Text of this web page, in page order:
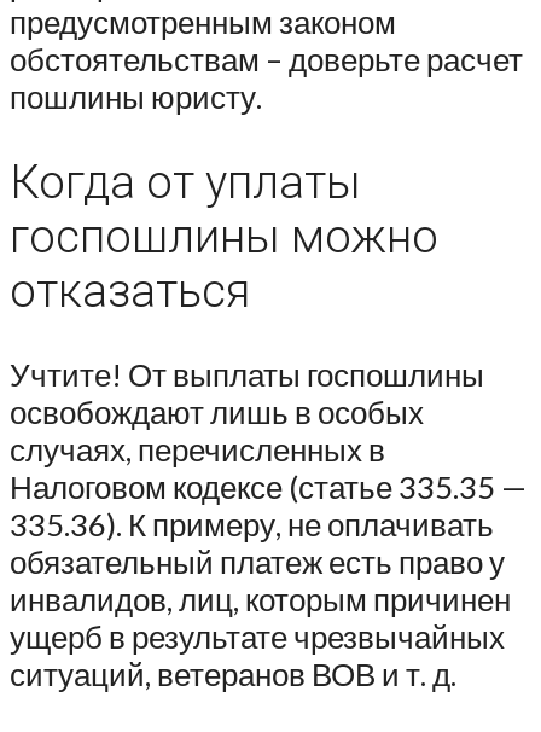
предусмотренным законом
обстоятельствам – доверьте расчет
пошлины юристу.
Когда от уплаты
госпошлины можно
отказаться
Учтите! От выплаты госпошлины
освобождают лишь в особых
случаях, перечисленных в
Налоговом кодексе (статье 335.35 —
335.36). К примеру, не оплачивать
обязательный платеж есть право у
инвалидов, лиц, которым причинен
ущерб в результате чрезвычайных
ситуаций, ветеранов ВОВ и т. д.